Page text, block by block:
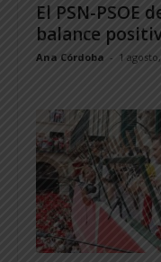
El PSN-PSOE
balance
Ana Córdoba - 1